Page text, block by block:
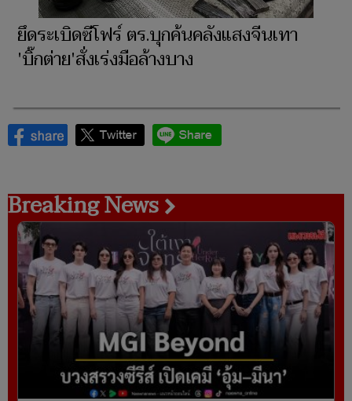
ยึดระเบิดซีโฟร์ ตร.บุกค้นคลังแสงจีนเทา
'บิ๊กต่าย'สั่งเร่งมือล้างบาง
Breaking News